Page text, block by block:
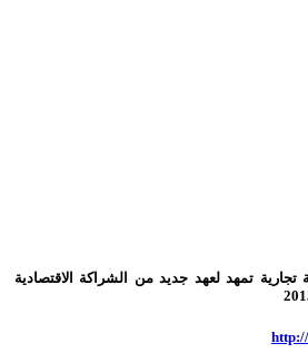
الرياض "15 وثيقة تجارية تمهد لعهد جديد من الشراكة الاقتصادية